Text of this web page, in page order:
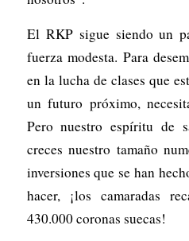
El RKP sigue siendo un
fuerza modesta. Para
en la lucha de clases que
un futuro próximo,
Pero nuestro espíritu de
creces nuestro tamaño
inversiones que se han
hacer, ¡los camaradas
430.000 coronas suecas!